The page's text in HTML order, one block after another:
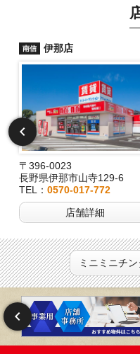
南信 伊那店
〒396-0023
長野県伊那市山寺129-6
TEL： 0570-017-772
店舗詳細
ミニミニチ